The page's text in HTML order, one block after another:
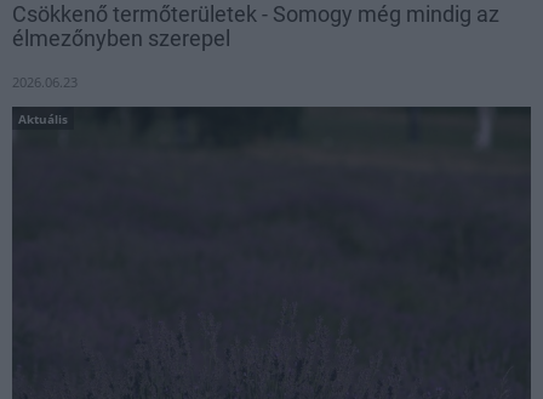
Csökkenő termőterületek - Somogy még mindig az
élmezőnyben szerepel
2026.06.23
Aktuális